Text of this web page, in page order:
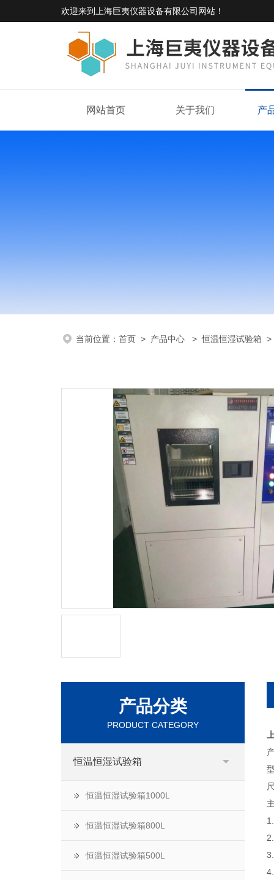
欢迎来到 上海巨夷仪器设备有限公司网站 ！
网站首页 关于我们 产
当前位置： 首页 > 产品中心 >恒温恒湿试验箱
产品分类
PRODUCT CATEGORY
恒温恒湿试验箱
恒温恒湿试验箱1000L
恒温恒湿试验箱800L
恒温恒湿试验箱500L